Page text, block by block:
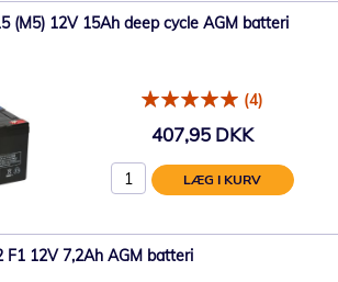
(M5) 12V 15Ah deep cycle AGM batteri
(4)
407,95 DKK
LÆG I KURV
12V 7,2Ah AGM batteri